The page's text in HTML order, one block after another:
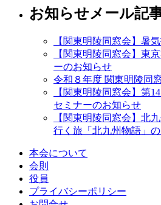
お知らせメール記
【関東明陵同窓会】暑
【関東明陵同窓会】東
ーのお知らせ
令和８年度 関東明陵同
【関東明陵同窓会】第
セミナーのお知らせ
【関東明陵同窓会】北
行く旅「北九州物語」
本会について
会則
役員
プライバシーポリシー